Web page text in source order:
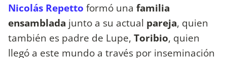
Nicolás Repetto formó una familia
ensamblada junto a su actual pareja, quien
también es padre de Lupe, Toribio, quien
llegó a este mundo a través por inseminación